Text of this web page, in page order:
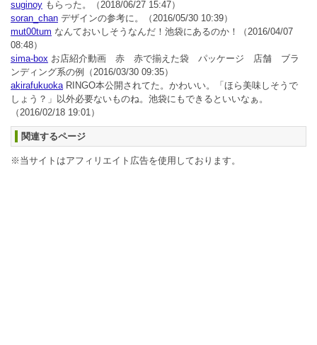
suginoy もらった。
（2018/06/27 15:47）
soran_chan デザインの参考に。
（2016/05/30 10:39）
mut00tum なんておいしそうなんだ！池袋にあるのか！
（2016/04/07
08:48）
sima-box お店紹介動画 赤 赤で揃えた袋 パッケージ 店舗 ブラ
ンディング系の例
（2016/03/30 09:35）
akirafukuokaRINGO本公開されてた。かわいい。「ほら美味しそうで
しょう？」以外必要ないものね。池袋にもできるといいなぁ。
（2016/02/18 19:01）
関連するページ
※当サイトはアフィリエイト広告を使用しております。